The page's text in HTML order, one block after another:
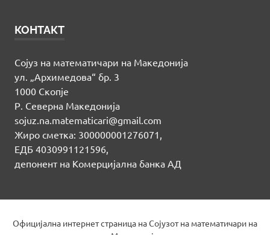
КОНТАКТ
Сојуз на математичари на Македонија
ул. „Архимедова“ бр. 3
1000 Скопје
Р. Северна Македонија
sojuz.na.matematicari@gmail.com
Жиро сметка: 300000001276071,
ЕДБ 4030991121596,
депонент на Комерцијална банка АД
Официјална интернет страница на Сојузот на математичари на